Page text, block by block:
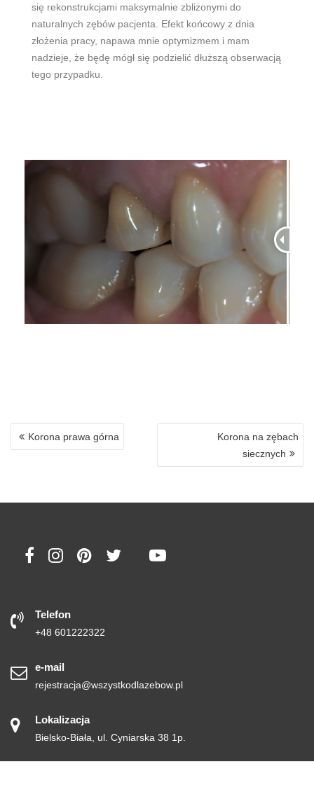
się rekonstrukcjami maksymalnie zbliżonymi do
naturalnych zębów pacjenta. Efekt końcowy z dnia
złożenia pracy, napawa mnie optymizmem i mam
nadzieje, że będę mógł się podzielić dłuższą obserwacją
tego przypadku.
Korona prawa górna
Korona na zębach
siecznych
Telefon
+48 601222322
e-mail
rejestracja@wszystkodlazebow.pl
Lokalizacja
Bielsko-Biała, ul. Cyniarska 38 1p.